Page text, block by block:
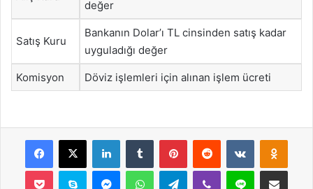
değer
Satış Kuru
Bankanın Dolar’ı TL cinsinden satış kadar
uyguladığı değer
Komisyon Döviz işlemleri için alınan işlem ücreti
Facebook
X LinkedInTumblr PinterestReddit VKontakte
Pocket Skype MessengerWhatsAppTelegramViber Line E-Posta ile